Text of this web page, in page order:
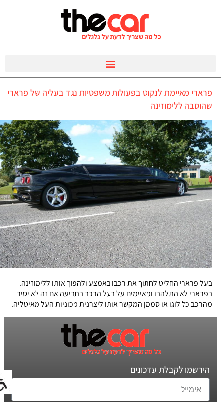
פרארי מאיימת לנקוט בפעולות משפטיות נגד בעליה של פרארי
שהוסבה ללימוזינה
בעל פרארי החליט לחתוך את רכבו באמצע ולהפוך אותו ללימוזינה.
בפרארי לא התלהבו ומאיימים על בעל הרכב בתביעה אם זה לא יסיר
מהרכב כל לוגו או סממן המקשר אותו ליצרנית מכוניות העל מאיטליה.
הירשמו לקבלת עדכונים